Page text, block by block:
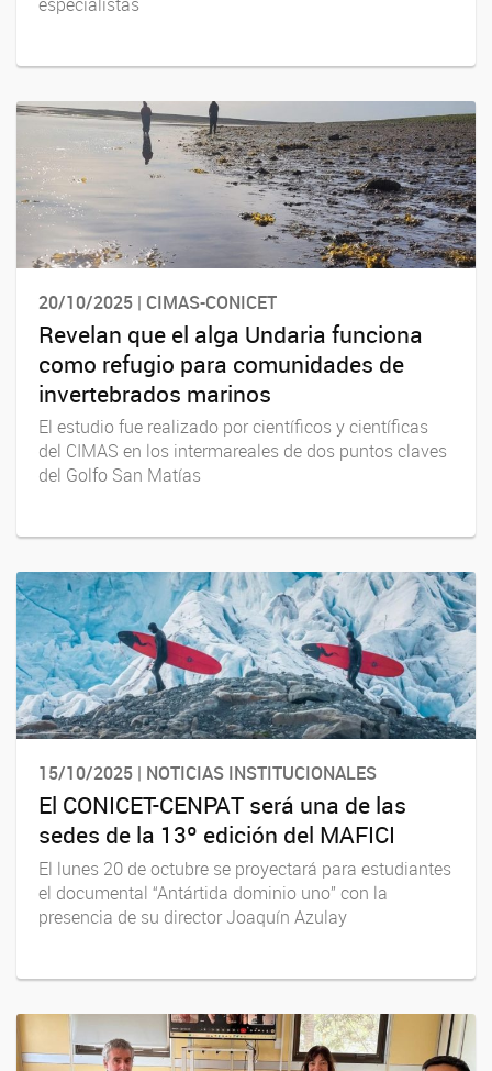
20/10/2025 | CIMAS-CONICET
Revelan que el alga Undaria funciona
como refugio para comunidades de
invertebrados marinos
El estudio fue realizado por científicos y científicas
del CIMAS en los intermareales de dos puntos claves
del Golfo San Matías
15/10/2025 | NOTICIAS INSTITUCIONALES
El CONICET-CENPAT será una de las
sedes de la 13º edición del MAFICI
El lunes 20 de octubre se proyectará para estudiantes
el documental “Antártida dominio uno” con la
presencia de su director Joaquín Azulay